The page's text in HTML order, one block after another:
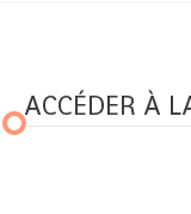
ACCÉDER À